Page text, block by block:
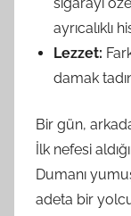
ayrıcalıklı
Lezzet:
damak
Bir gün,
İlk nefesi
Dumanı
adeta bir